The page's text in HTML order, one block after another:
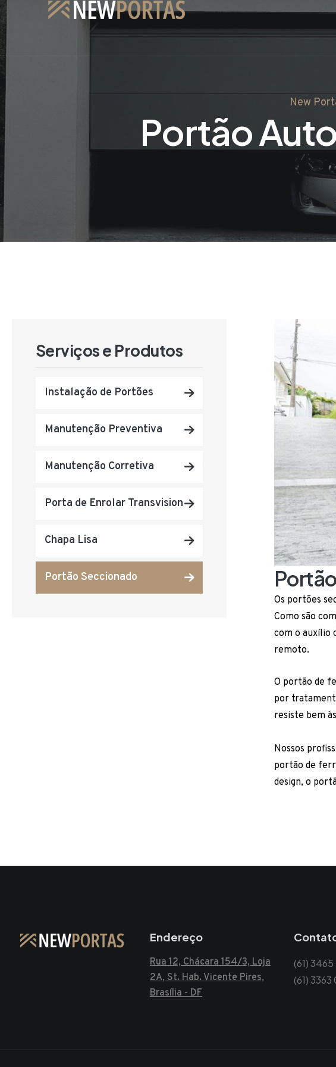
New
Portão
Serviços e Produtos
Instalação de Portões
Manutenção Preventiva
Manutenção Corretiva
Porta de Enrolar Transvision
Chapa Lisa
Portão Seccionado
Os portões
Como são
com o auxílio
remoto.
O portão de
por
resiste bem
Nossos
portão de
design, o
Endereço
Rua 12, Chácara 154/3, Loja
2A, St. Hab. Vicente Pires,
Brasília - DF
(61)
(61)